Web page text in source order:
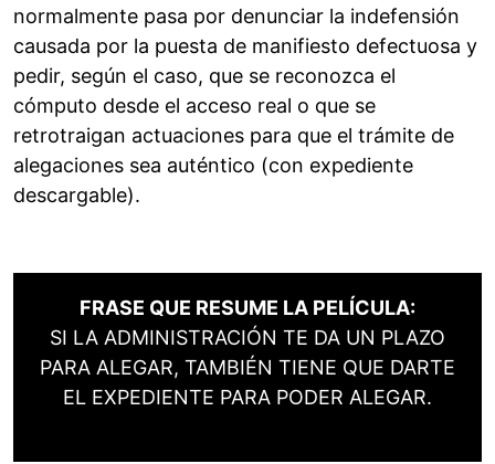
normalmente pasa por denunciar la indefensión
causada por la puesta de manifiesto defectuosa y
pedir, según el caso, que se reconozca el
cómputo desde el acceso real o que se
retrotraigan actuaciones para que el trámite de
alegaciones sea auténtico (con expediente
descargable).
FRASE QUE RESUME LA PELÍCULA:
SI LA ADMINISTRACIÓN TE DA UN PLAZO
PARA ALEGAR, TAMBIÉN TIENE QUE DARTE
EL EXPEDIENTE PARA PODER ALEGAR.